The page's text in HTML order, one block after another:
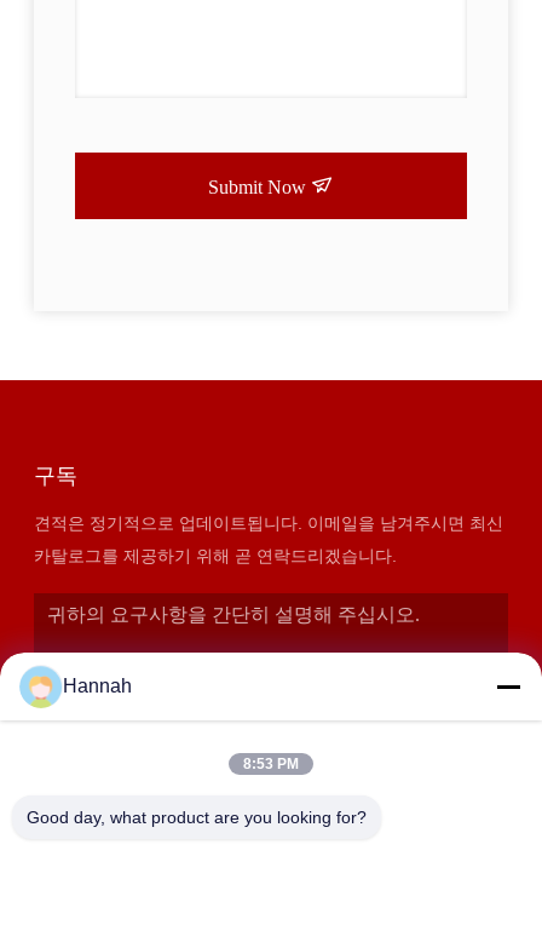
Submit Now
구독
견적은 정기적으로 업데이트됩니다. 이메일을 남겨주시면 최신
카탈로그를 제공하기 위해 곧 연락드리겠습니다.
Hannah
8:53 PM
Good day, what product are you looking for?